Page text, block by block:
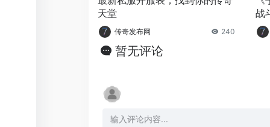
天堂
传奇发布网 240
战
暂无评论